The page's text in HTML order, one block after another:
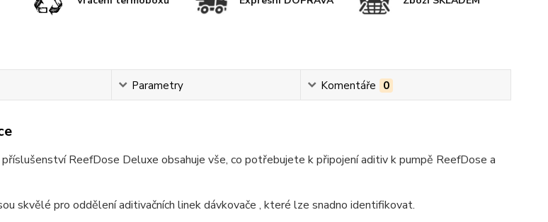
Parametry Komentáře 0
příslušenství ReefDose Deluxe obsahuje vše, co potřebujete k připojení aditiv k pumpě ReefDose a
skvělé pro oddělení aditivačních linek dávkovače , které lze snadno identifikovat.